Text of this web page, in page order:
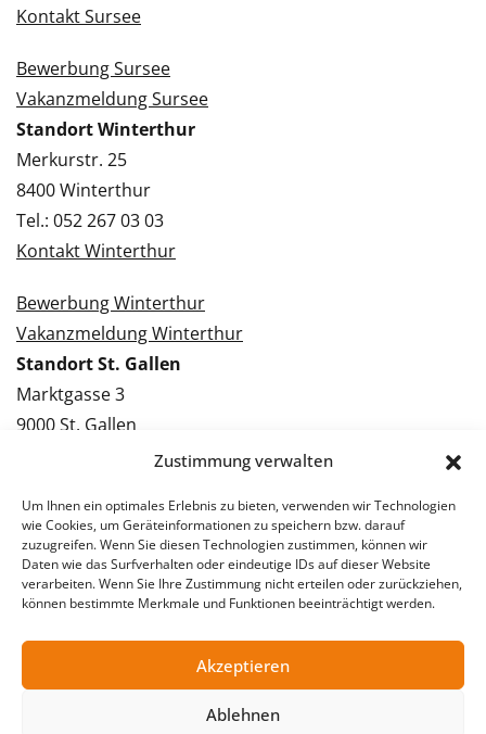
Zustimmung verwalten
Um Ihnen ein optimales Erlebnis zu bieten, verwenden wir Technologien
wie Cookies, um Geräteinformationen zu speichern bzw. darauf
zuzugreifen. Wenn Sie diesen Technologien zustimmen, können wir
Daten wie das Surfverhalten oder eindeutige IDs auf dieser Website
verarbeiten. Wenn Sie Ihre Zustimmung nicht erteilen oder zurückziehen,
können bestimmte Merkmale und Funktionen beeinträchtigt werden.
Akzeptieren
Ablehnen
Kontakt Sursee
Bewerbung Sursee
Vakanzmeldung Sursee
Standort Winterthur
Merkurstr. 25
8400 Winterthur
Tel.: 052 267 03 03
Kontakt Winterthur
Bewerbung Winterthur
Vakanzmeldung Winterthur
Standort St. Gallen
Marktgasse 3
9000 St. Gallen
Tel.: 071 228 09 09
Bewerbung St. Gallen
Vakanzmeldung St. Gallen
© 2026 Stellentreff AG